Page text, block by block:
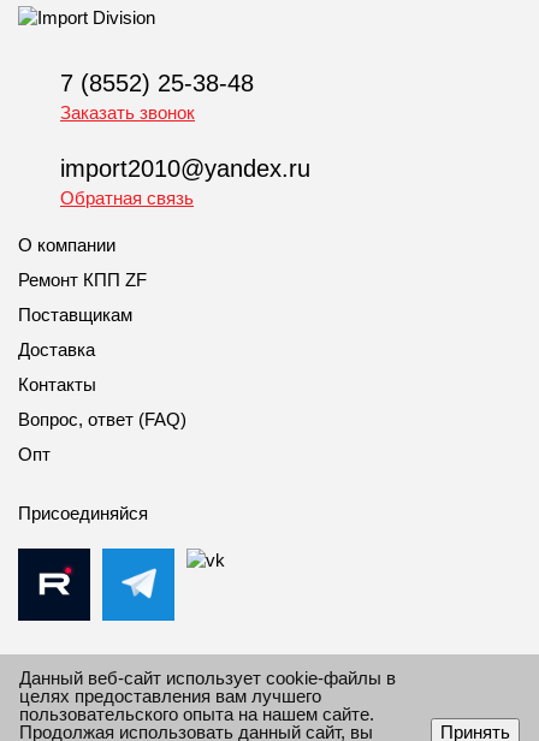
7 (8552) 25-38-48
Заказать звонок
import2010@yandex.ru
Обратная связь
О компании
Ремонт КПП ZF
Поставщикам
Доставка
Контакты
Вопрос, ответ (FAQ)
Опт
Присоединяйся
© 2010-2026 Все права защищены Импорт Дивижн.
Данный веб-сайт использует cookie-файлы в
целях предоставления вам лучшего
пользовательского опыта на нашем сайте.
Продолжая использовать данный сайт, вы
Принять